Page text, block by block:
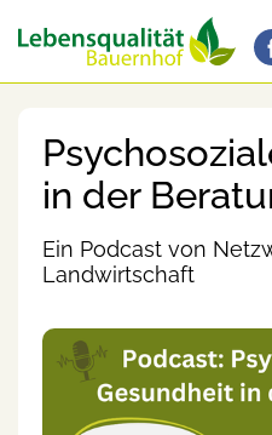
in der
Ein Podcast von
Landwirtschaft